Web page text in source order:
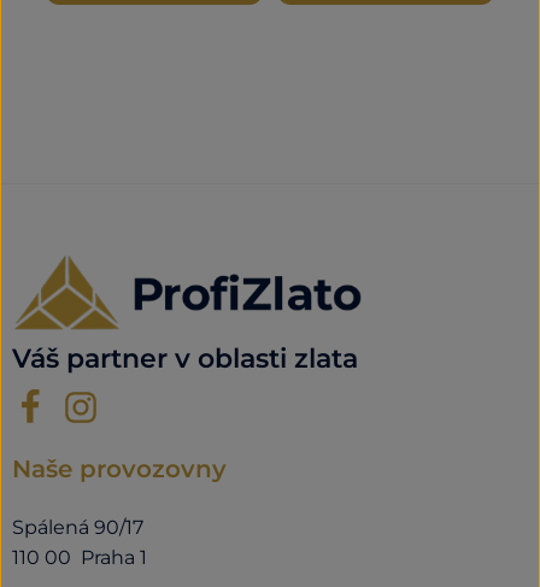
Váš partner v oblasti zlata
Naše provozovny
Spálená 90/17
110 00 Praha 1